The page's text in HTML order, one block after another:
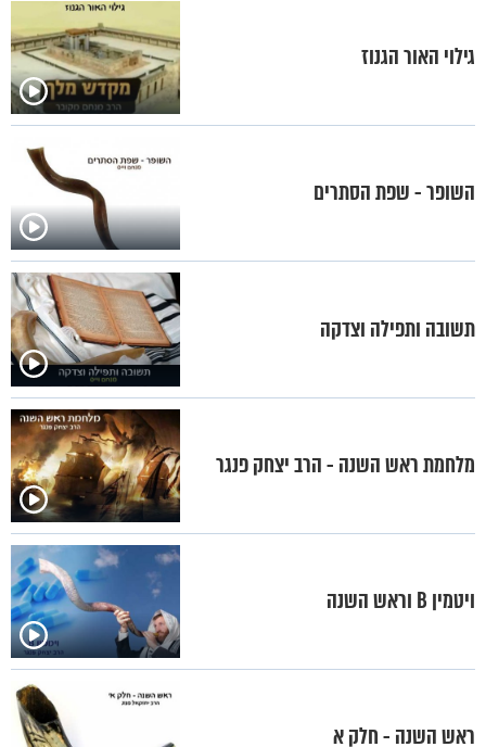
גילוי האור הגנוז
השופר - שפת הסתרים
תשובה ותפילה וצדקה
מלחמת ראש השנה - הרב יצחק פנגר
ויטמין B וראש השנה
ראש השנה - חלק א